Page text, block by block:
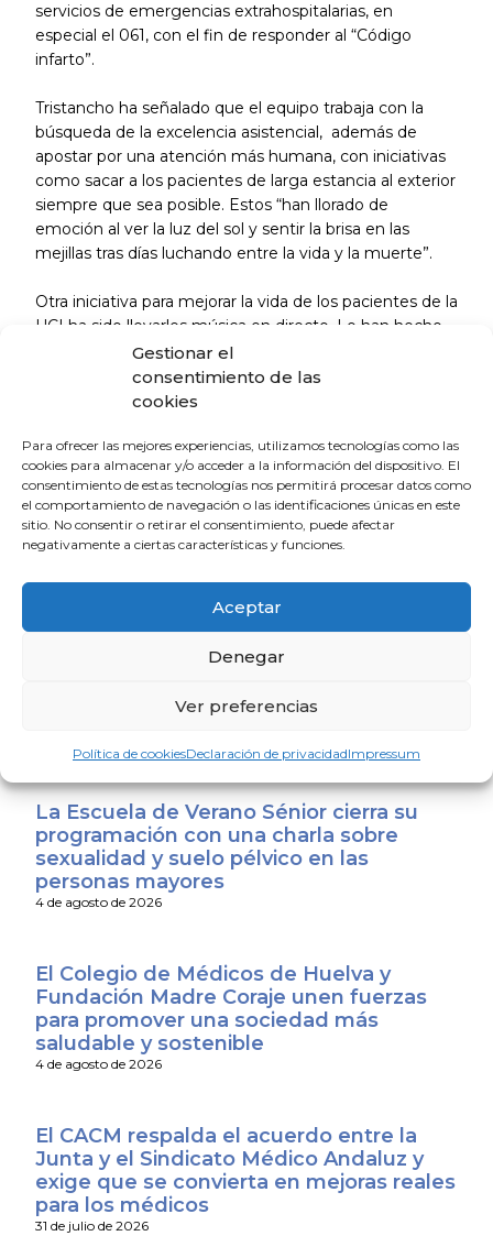
Gestionar el
consentimiento de las
cookies
Para ofrecer las mejores experiencias, utilizamos tecnologías como las
cookies para almacenar y/o acceder a la información del dispositivo. El
consentimiento de estas tecnologías nos permitirá procesar datos como
el comportamiento de navegación o las identificaciones únicas en este
sitio. No consentir o retirar el consentimiento, puede afectar
negativamente a ciertas características y funciones.
Aceptar
Denegar
Ver preferencias
Política de cookiesDeclaración de privacidadImpressum
servicios de emergencias extrahospitalarias, en
especial el 061, con el fin de responder al “Código
infarto”.
Tristancho ha señalado que el equipo trabaja con la
búsqueda de la excelencia asistencial, además de
apostar por una atención más humana, con iniciativas
como sacar a los pacientes de larga estancia al exterior
siempre que sea posible. Estos “han llorado de
emoción al ver la luz del sol y sentir la brisa en las
mejillas tras días luchando entre la vida y la muerte”.
Otra iniciativa para mejorar la vida de los pacientes de la
UCI ha sido llevarles música en directo. Lo han hecho
en colaboración con Cruz Roja Huelva, logrando
involucrar a más de 500 músicos voluntarios en el
programa ‘En clave por la vida. Música con alma’.
La mayor satisfacción es recibir a los pacientes que les
visitan tiempo después, ya tan recuperados que en
ocasiones no se les reconoce, y pensar que “hemos
contribuido a que superen una dolencia que les ha
llevado al borde de la muerte”.
Juan Manuel Fernández,
Antonio Cordón Hernández, así como varios
este atestiguan la importancia que tiene para la
La Escuela de Verano Sénior cierra su
programación con una charla sobre
sexualidad y suelo pélvico en las
personas mayores
4 de agosto de 2026
El Colegio de Médicos de Huelva y
Fundación Madre Coraje unen fuerzas
para promover una sociedad más
saludable y sostenible
4 de agosto de 2026
El CACM respalda el acuerdo entre la
Junta y el Sindicato Médico Andaluz y
exige que se convierta en mejoras reales
para los médicos
31 de julio de 2026